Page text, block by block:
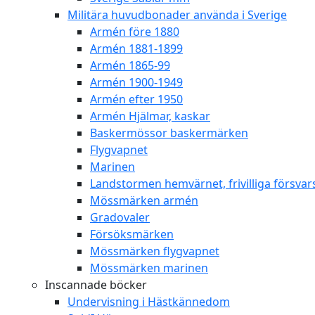
Militära huvudbonader använda i Sverige
Armén före 1880
Armén 1881-1899
Armén 1865-99
Armén 1900-1949
Armén efter 1950
Armén Hjälmar, kaskar
Baskermössor baskermärken
Flygvapnet
Marinen
Landstormen hemvärnet, frivilliga
Mössmärken armén
Gradovaler
Försöksmärken
Mössmärken flygvapnet
Mössmärken marinen
Inscannade böcker
Undervisning i Hästkännedom